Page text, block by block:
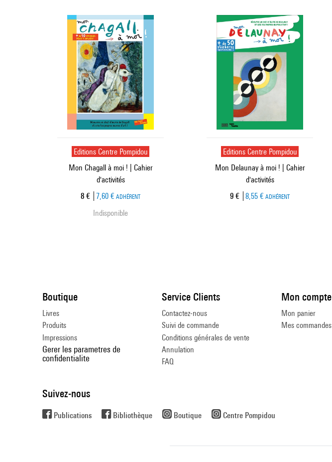
Editions Centre Pompidou
Mon Chagall à moi ! | Cahier
d'activités
Prix ​​actuel
8 € 7,60 € ADHÉRENT
Indisponible
Editions Centre Pompidou
Mon Delaunay à moi ! | Cahier
d'activités
Prix ​​actuel
9 € 8,55 € ADHÉRENT
Boutique
Livres
Produits
Impressions
Gerer les parametres de
confidentialite
Service Clients
Contactez-nous
Suivi de commande
Conditions générales de vente
Annulation
FAQ
Mon compte
Mon panier
Mes commandes
Suivez-nous
Publications Bibliothèque Boutique Centre Pompidou